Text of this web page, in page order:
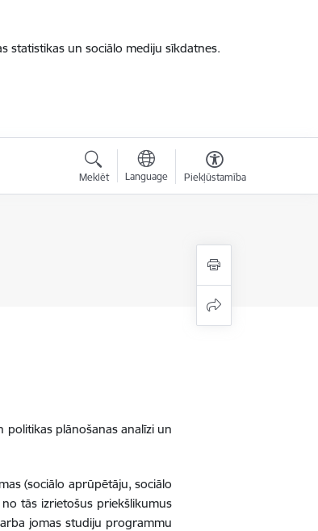
statistikas un sociālo mediju sīkdatnes.
Meklēt Language Piekļūstamība
plānošanas analīzi un
(sociālo aprūpētāju, sociālo
tās izrietošus priekšlikumus
jomas studiju programmu